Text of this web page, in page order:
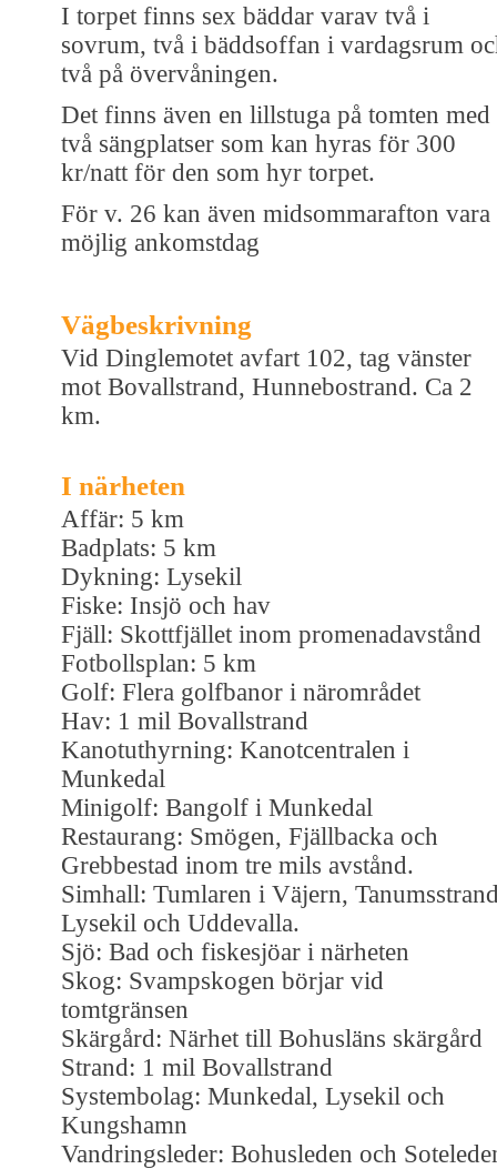
I torpet finns sex bäddar varav två i
sovrum, två i bäddsoffan i vardagsrum
två på övervåningen.
Det finns även en lillstuga på tomten med
två sängplatser som kan hyras för 300
kr/natt för den som hyr torpet.
För v. 26 kan även midsommarafton vara
möjlig ankomstdag
Vägbeskrivning
Vid Dinglemotet avfart 102, tag vänster
mot Bovallstrand, Hunnebostrand. Ca 2
km.
I närheten
Affär: 5 km
Badplats: 5 km
Dykning: Lysekil
Fiske: Insjö och hav
Fjäll: Skottfjället inom promenadavstånd
Fotbollsplan: 5 km
Golf: Flera golfbanor i närområdet
Hav: 1 mil Bovallstrand
Kanotuthyrning: Kanotcentralen i
Munkedal
Minigolf: Bangolf i Munkedal
Restaurang: Smögen, Fjällbacka och
Grebbestad inom tre mils avstånd.
Simhall: Tumlaren i Väjern,
Lysekil och Uddevalla.
Sjö: Bad och fiskesjöar i närheten
Skog: Svampskogen börjar vid
tomtgränsen
Skärgård: Närhet till Bohusläns skärgård
Strand: 1 mil Bovallstrand
Systembolag: Munkedal, Lysekil och
Kungshamn
Vandringsleder: Bohusleden och